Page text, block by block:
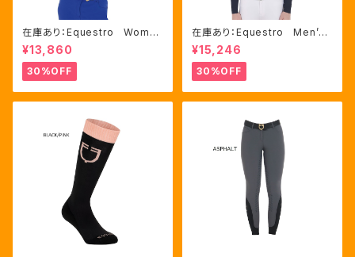
在庫あり：Equestro Wome
n's テクニカル トレーニング
ポロシャツ Royal Blue、M
サイズ（ETW00064）
¥13,860
30%OFF
在庫あり：Equestro Men’ｓ
メッシュコンビ 長袖 競技用
シャツ 2色Mサイズ（ETM000
60）
¥15,246
30%OFF